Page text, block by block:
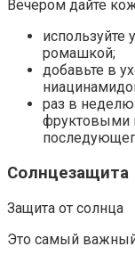
Вечером дайте
используйте
ромашкой;
добавьте в
раз в
фруктовыми
Солнцезащита
Защита от солнца
Это самый важный